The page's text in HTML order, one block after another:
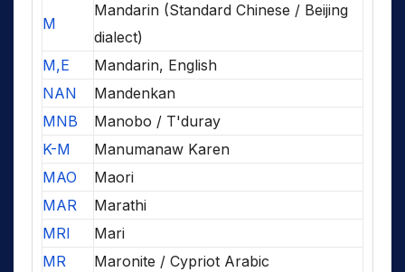
M
Mandarin (Standard Chinese / Beijing
dialect)
M,E
Mandarin, English
NAN
Mandenkan
MNB
Manobo / T'duray
K-M
Manumanaw Karen
MAO
Maori
MAR
Marathi
MRI
Mari
MR
Maronite / Cypriot Arabic